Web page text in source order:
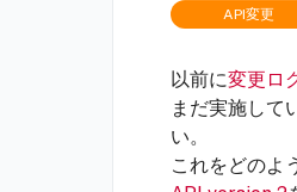
API変更
以前に変更ロ
まだ実施して
い。
これをどのよ